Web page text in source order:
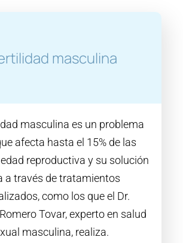
masculina
masculina es un problema
afecta hasta el 15% de las
reproductiva y su solución
a través de tratamientos
como los que el Dr.
Tovar, experto en salud
masculina, realiza.